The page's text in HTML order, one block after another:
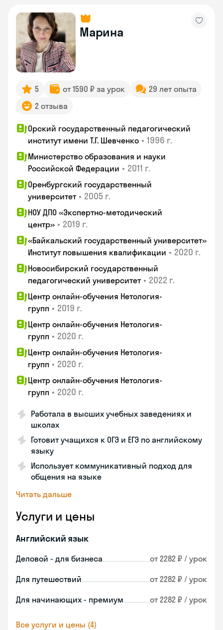
Марина
5 от 1590 ₽ за урок
29 лет опыта
2 отзыва
Орский государственный педагогический
институт имени Т.Г. Шевченко • 1996 г.
Министерство образования и науки
Российской Федерации • 2011 г.
Оренбургский государственный
университет • 2005 г.
НОУ ДПО «Экспертно-методический
центр» • 2019 г.
«Байкальский государственный университет»
Институт повышения квалификации • 2020 г.
Новосибирский государственный
педагогический университет • 2022 г.
Центр онлайн-обучения Нетология-
групп • 2019 г.
Центр онлайн-обучения Нетология-
групп • 2020 г.
Центр онлайн-обучения Нетология-
групп • 2020 г.
Центр онлайн-обучения Нетология-
групп • 2020 г.
Работала в высших учебных заведениях и
школах
Готовит учащихся к ОГЭ и ЕГЭ по английскому
языку
Использует коммуникативный подход для
общения на языке
Читать дальше
Услуги и цены
Английский язык
Деловой - для бизнеса от 2282 ₽ / урок
Для путешествий от 2282 ₽ / урок
Для начинающих - премиум от 2282 ₽ / урок
Все услуги и цены (4)